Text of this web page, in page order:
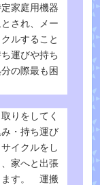
家庭用機器
され、メー
ルすること
運びや持ち
の際最も困
りをしてく
・持ち運び
イクルをし
家へと出張
ます。 運搬